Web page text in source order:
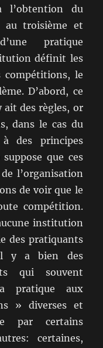
l’obtention du
troisième et
pratique
définit les
compétitions, le
D’abord, ce
ait des règles, or
dans le cas du
des principes
que ces
l’organisation
de voir que le
compétition.
institution
des pratiquants
Il y a bien des
qui souvent
pratique aux
» diverses et
par certains
certaines,